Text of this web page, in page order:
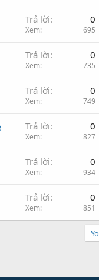
Trả lời 0
Xem 695
Trả lời 0
Xem 735
Trả lời 0
Xem 749
Trả lời 0
Xem 827
Trả lời 0
Xem 934
Trả lời 0
Xem 851